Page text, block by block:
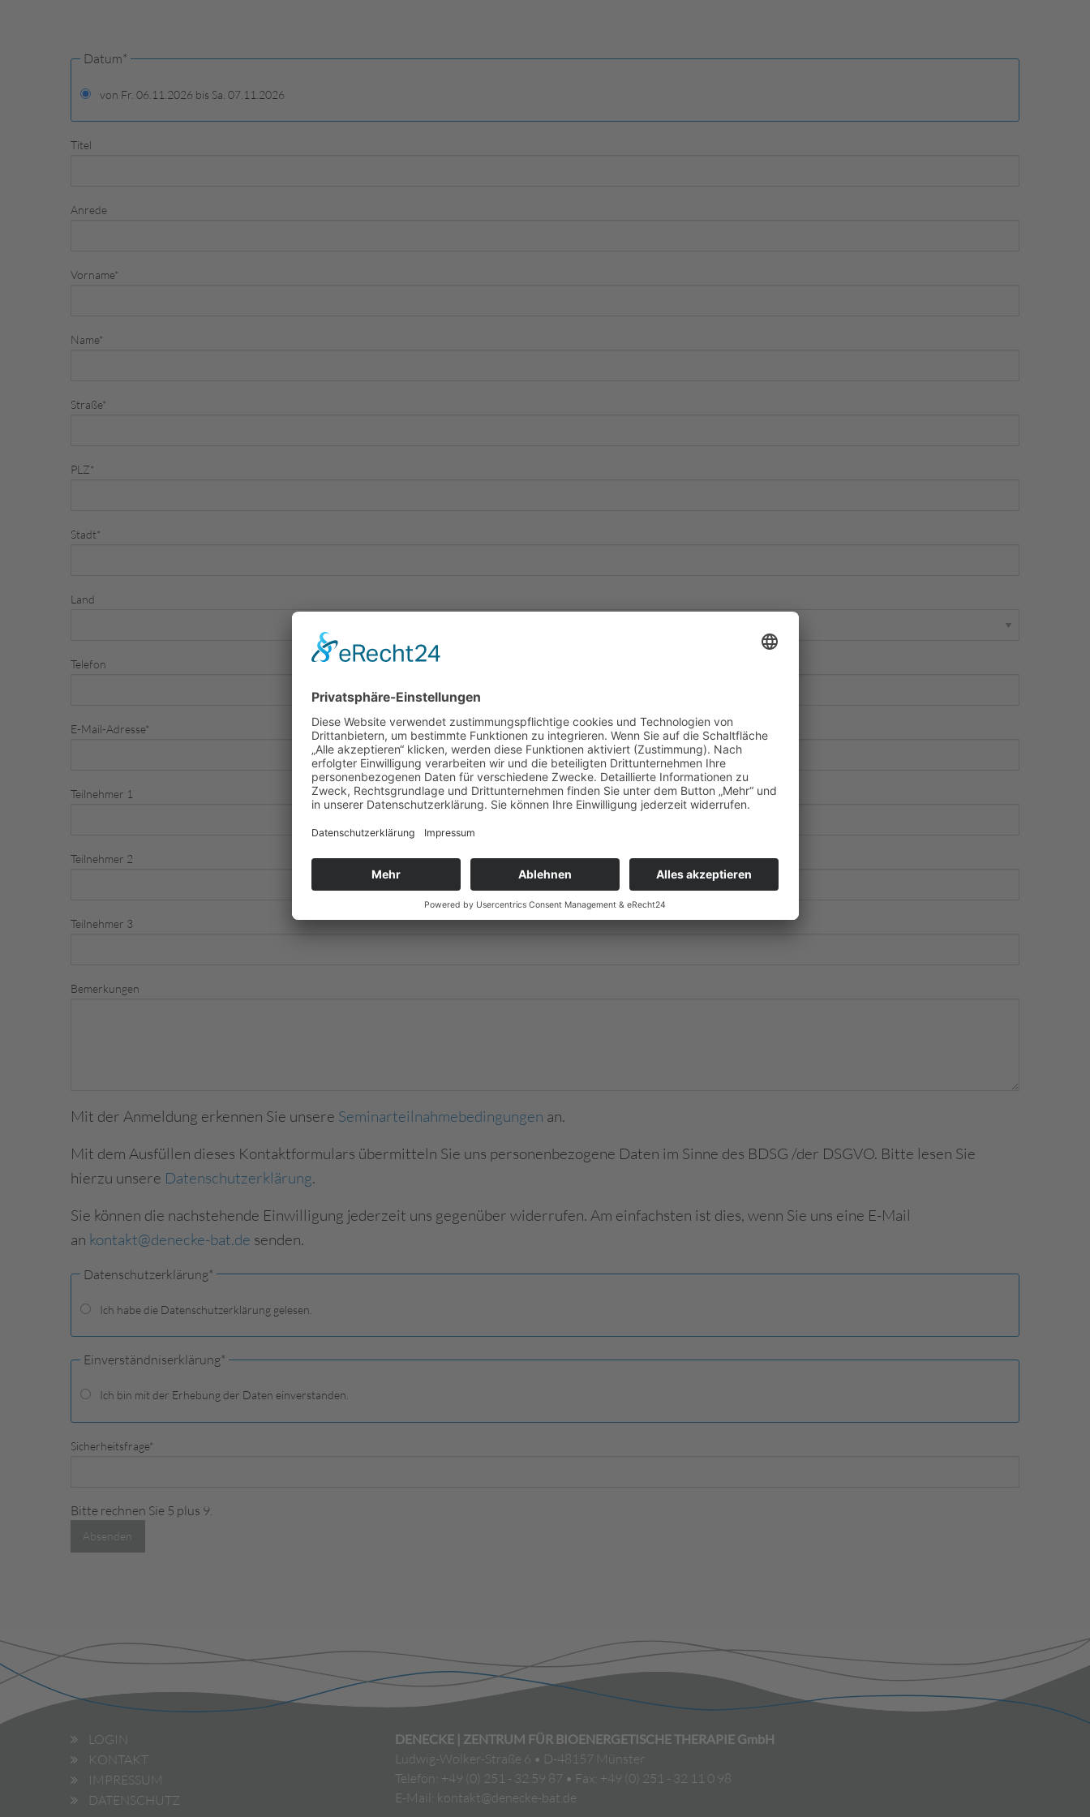
Datum*
von Fr. 06.11.2026 bis Sa. 07.11.2026
Titel
Anrede
Vorname*
Name*
Straße*
PLZ*
Stadt*
Land
Telefon
E-Mail-Adresse*
Teilnehmer 1
Teilnehmer 2
Teilnehmer 3
Bemerkungen
Mit der Anmeldung erkennen Sie unsere Seminarteilnahmebedingungen an.
Mit dem Ausfüllen dieses Kontaktformulars übermitteln Sie uns personenbezogene Daten im Sinne des BDSG /der DSGVO. Bitte lesen Sie
hierzu unsere Datenschutzerklärung.
Sie können die nachstehende Einwilligung jederzeit uns gegenüber widerrufen. Am einfachsten ist dies, wenn Sie uns eine E-Mail
an kontakt@denecke-bat.de senden.
Datenschutzerklärung*
Ich habe die Datenschutzerklärung gelesen.
Einverständniserklärung*
Ich bin mit der Erhebung der Daten einverstanden.
Sicherheitsfrage*
Bitte rechnen Sie 5 plus 9.
Absenden
LOGIN
KONTAKT
IMPRESSUM
DATENSCHUTZ
DENECKE | ZENTRUM FÜR BIOENERGETISCHE THERAPIE GmbH
Ludwig-Wolker-Straße 6 • D-48157 Münster
Telefon: +49 (0) 251 - 32 59 87 • Fax: +49 (0) 251 - 32 11 0 98
E-Mail: kontakt@denecke-bat.de